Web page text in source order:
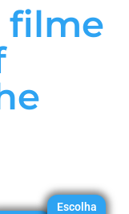
filme
Escolha